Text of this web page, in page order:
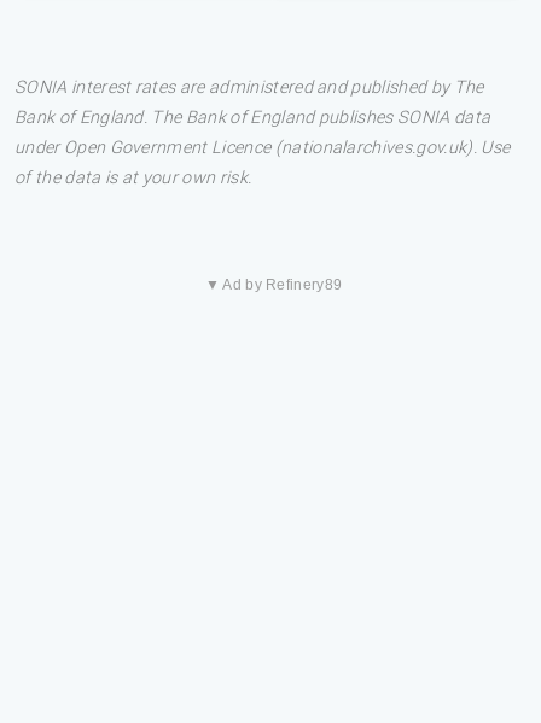
SONIA interest rates are administered and published by The
Bank of England. The Bank of England publishes SONIA data
under Open Government Licence (nationalarchives.gov.uk). Use
of the data is at your own risk.
▼ Ad by Refinery89